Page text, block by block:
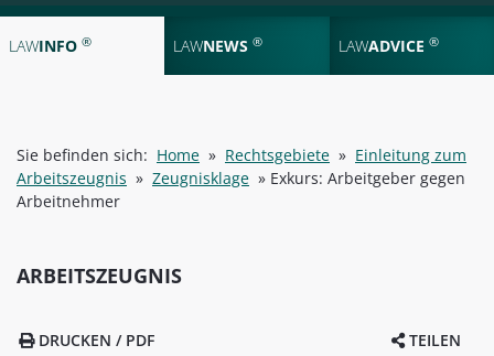
LAWINFO ® LAWNEWS ® LAWADVICE ®
Sie befinden sich: Home » Rechtsgebiete » Einleitung zum
Arbeitszeugnis » Zeugnisklage » Exkurs: Arbeitgeber gegen
Arbeitnehmer
ARBEITSZEUGNIS
TEILEN
DRUCKEN / PDF